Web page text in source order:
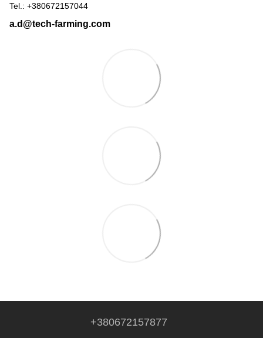
Tel.: +380672157044
a.d@tech-farming.com
+380672157877